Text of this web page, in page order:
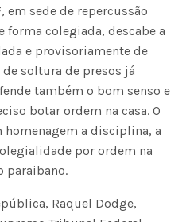
em sede de repercussão
colegiada, descabe a
e provisoriamente de
soltura de presos já
também o bom senso e
botar ordem na casa. O
homenagem a disciplina, a
por ordem na
paraibano.
Raquel Dodge,